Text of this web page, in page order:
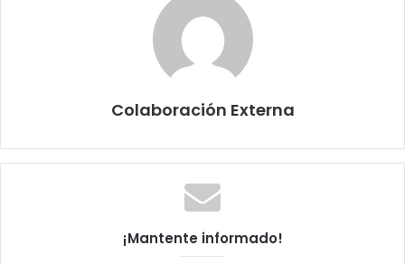
Colaboración Externa
¡Mantente informado!